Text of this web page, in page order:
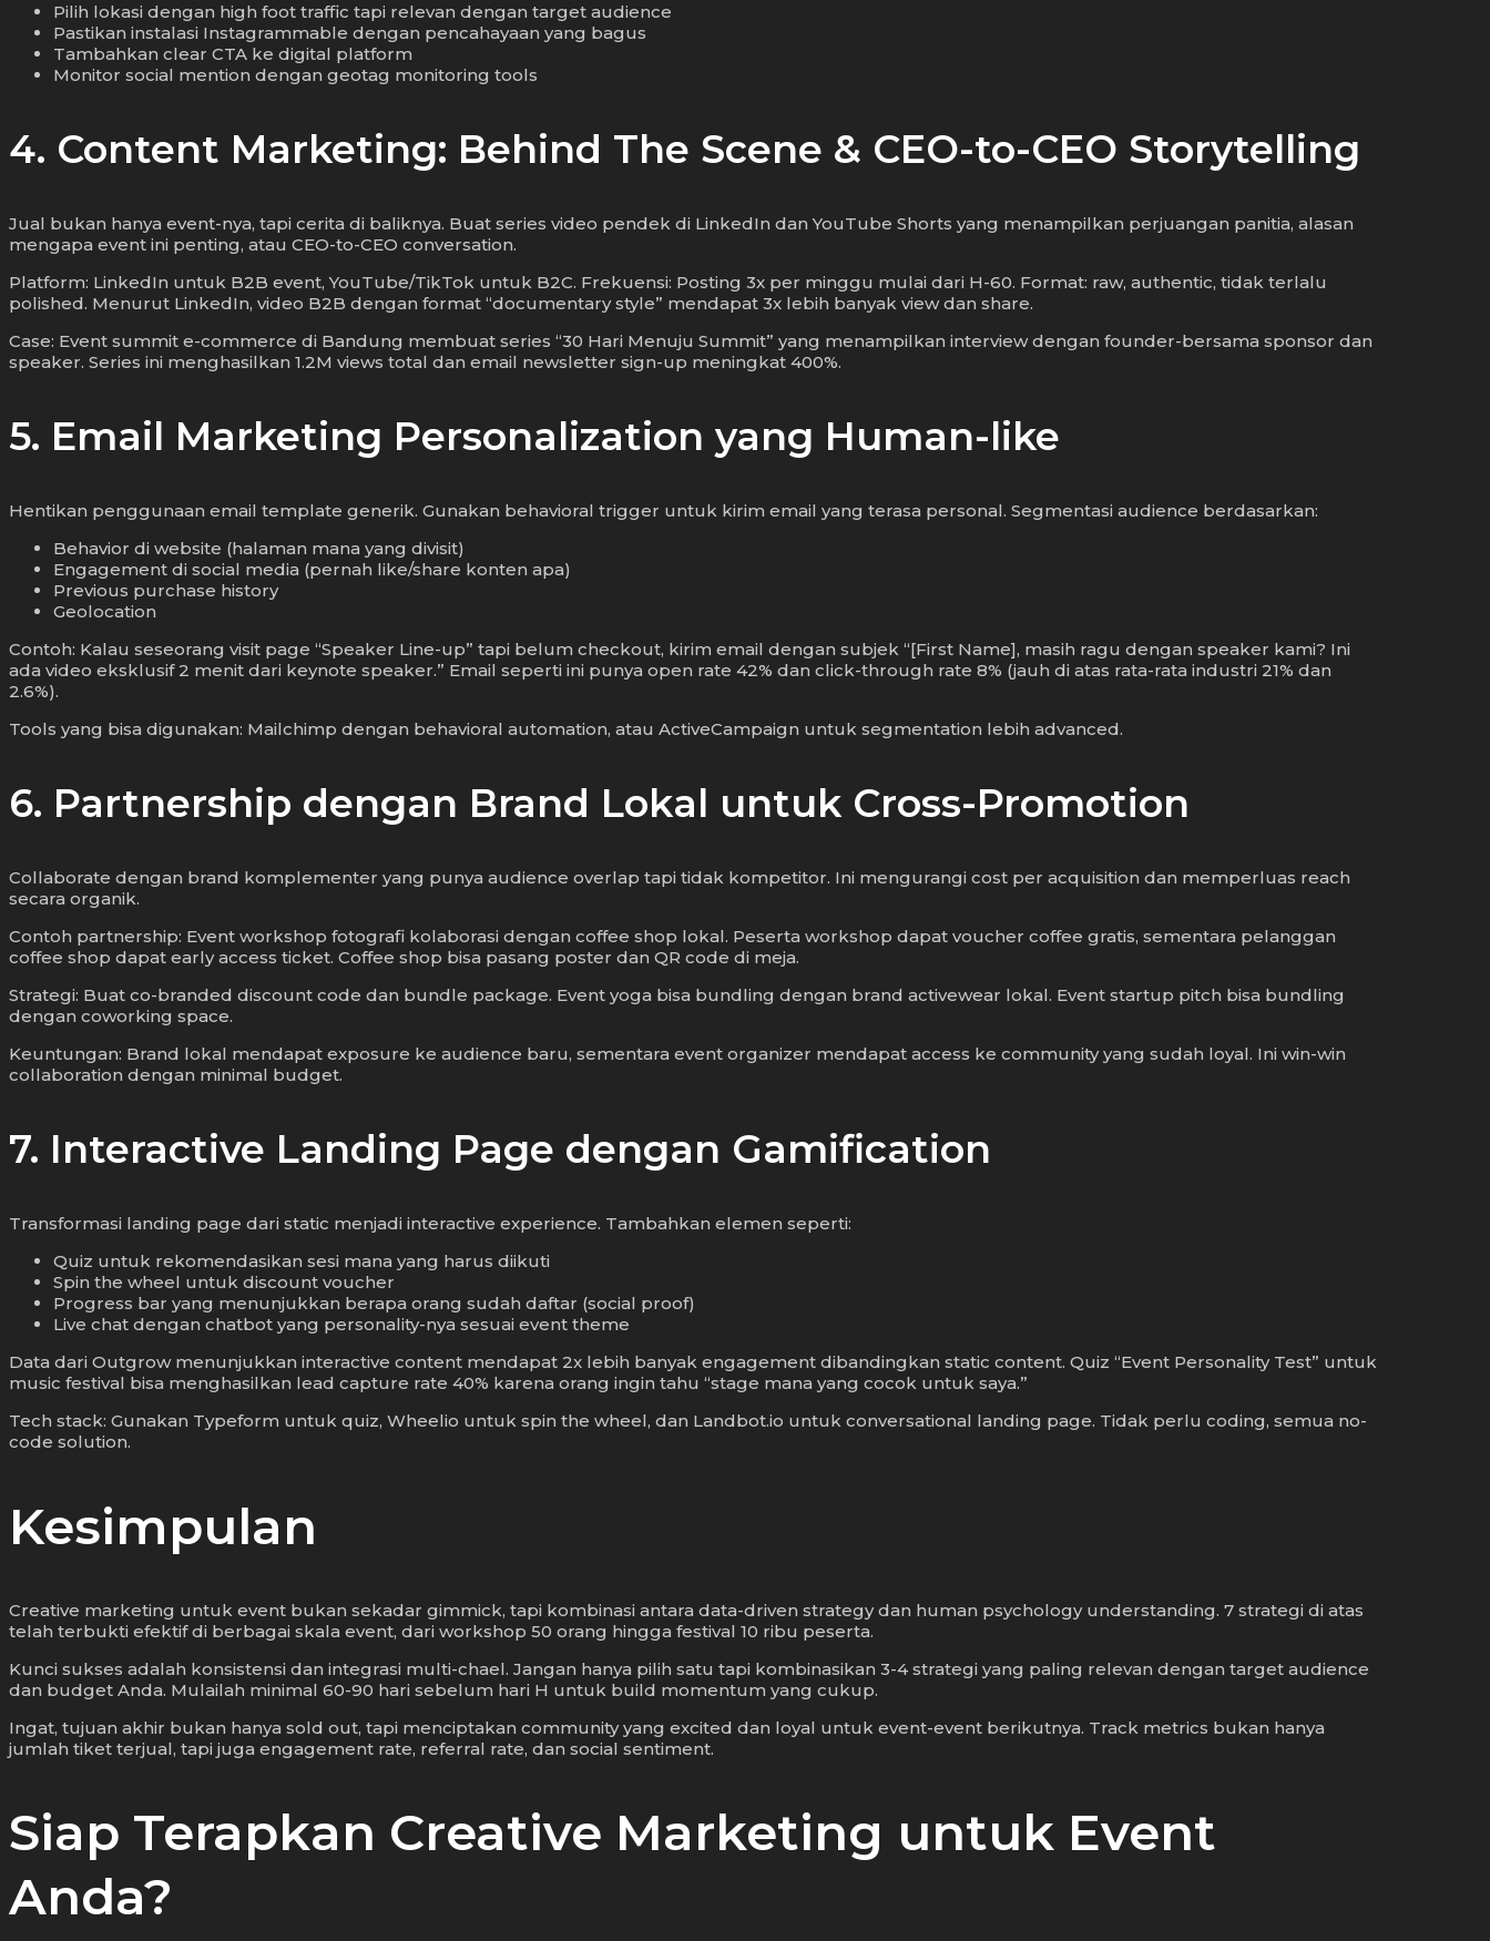
Pilih lokasi dengan high foot traffic tapi relevan dengan target audience
Pastikan instalasi Instagrammable dengan pencahayaan yang bagus
Tambahkan clear CTA ke digital platform
Monitor social mention dengan geotag monitoring tools
4. Content Marketing: Behind The Scene & CEO-to-CEO Storytelling
Jual bukan hanya event-nya, tapi cerita di baliknya. Buat series video pendek di LinkedIn dan YouTube Shorts yang menampilkan perjuangan panitia, alasan
mengapa event ini penting, atau CEO-to-CEO conversation.
Platform: LinkedIn untuk B2B event, YouTube/TikTok untuk B2C. Frekuensi: Posting 3x per minggu mulai dari H-60. Format: raw, authentic, tidak terlalu
polished. Menurut LinkedIn, video B2B dengan format “documentary style” mendapat 3x lebih banyak view dan share.
Case: Event summit e-commerce di Bandung membuat series “30 Hari Menuju Summit” yang menampilkan interview dengan founder-bersama sponsor dan
speaker. Series ini menghasilkan 1.2M views total dan email newsletter sign-up meningkat 400%.
5. Email Marketing Personalization yang Human-like
Hentikan penggunaan email template generik. Gunakan behavioral trigger untuk kirim email yang terasa personal. Segmentasi audience berdasarkan:
Behavior di website (halaman mana yang divisit)
Engagement di social media (pernah like/share konten apa)
Previous purchase history
Geolocation
Contoh: Kalau seseorang visit page “Speaker Line-up” tapi belum checkout, kirim email dengan subjek “[First Name], masih ragu dengan speaker kami? Ini
ada video eksklusif 2 menit dari keynote speaker.” Email seperti ini punya open rate 42% dan click-through rate 8% (jauh di atas rata-rata industri 21% dan
2.6%).
Tools yang bisa digunakan: Mailchimp dengan behavioral automation, atau ActiveCampaign untuk segmentation lebih advanced.
6. Partnership dengan Brand Lokal untuk Cross-Promotion
Collaborate dengan brand komplementer yang punya audience overlap tapi tidak kompetitor. Ini mengurangi cost per acquisition dan memperluas reach
secara organik.
Contoh partnership: Event workshop fotografi kolaborasi dengan coffee shop lokal. Peserta workshop dapat voucher coffee gratis, sementara pelanggan
coffee shop dapat early access ticket. Coffee shop bisa pasang poster dan QR code di meja.
Strategi: Buat co-branded discount code dan bundle package. Event yoga bisa bundling dengan brand activewear lokal. Event startup pitch bisa bundling
dengan coworking space.
Keuntungan: Brand lokal mendapat exposure ke audience baru, sementara event organizer mendapat access ke community yang sudah loyal. Ini win-win
collaboration dengan minimal budget.
7. Interactive Landing Page dengan Gamification
Transformasi landing page dari static menjadi interactive experience. Tambahkan elemen seperti:
Quiz untuk rekomendasikan sesi mana yang harus diikuti
Spin the wheel untuk discount voucher
Progress bar yang menunjukkan berapa orang sudah daftar (social proof)
Live chat dengan chatbot yang personality-nya sesuai event theme
Data dari Outgrow menunjukkan interactive content mendapat 2x lebih banyak engagement dibandingkan static content. Quiz “Event Personality Test” untuk
music festival bisa menghasilkan lead capture rate 40% karena orang ingin tahu “stage mana yang cocok untuk saya.”
Tech stack: Gunakan Typeform untuk quiz, Wheelio untuk spin the wheel, dan Landbot.io untuk conversational landing page. Tidak perlu coding, semua no-
code solution.
Kesimpulan
Creative marketing untuk event bukan sekadar gimmick, tapi kombinasi antara data-driven strategy dan human psychology understanding. 7 strategi di atas
telah terbukti efektif di berbagai skala event, dari workshop 50 orang hingga festival 10 ribu peserta.
Kunci sukses adalah konsistensi dan integrasi multi-chael. Jangan hanya pilih satu tapi kombinasikan 3-4 strategi yang paling relevan dengan target audience
dan budget Anda. Mulailah minimal 60-90 hari sebelum hari H untuk build momentum yang cukup.
Ingat, tujuan akhir bukan hanya sold out, tapi menciptakan community yang excited dan loyal untuk event-event berikutnya. Track metrics bukan hanya
jumlah tiket terjual, tapi juga engagement rate, referral rate, dan social sentiment.
Siap Terapkan Creative Marketing untuk Event
Anda?